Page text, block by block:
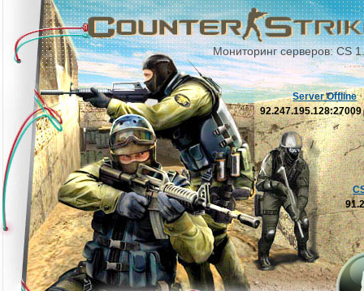
Мониторинг серверов: CS
Server Offline
92.247.195.128:27009